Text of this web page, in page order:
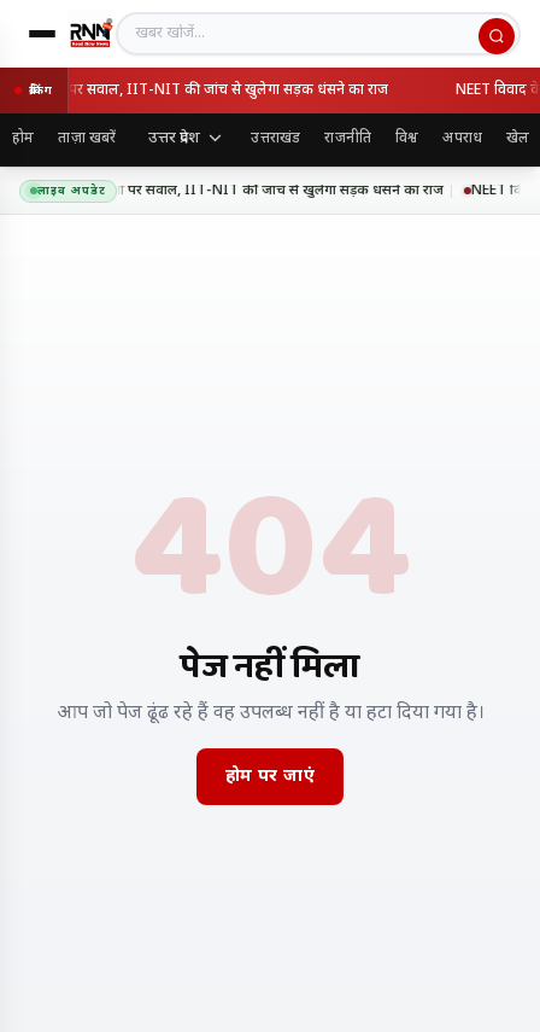
खबर खोजें
ब्रेकिंग
गुणवत्ता पर सवाल, IIT-NIT की जांच से खुलेगा सड़क धंसने का राज NEET विवाद
होम ताज़ा खबरें उत्तर प्रदेश उत्तराखंड राजनीति विश्व अपराध खेल
लाइव अपडेट
की गुणवत्ता पर सवाल, IIT-NIT की जांच से खुलेगा सड़क धंसने का राज NEET
404
पेज नहीं मिला
आप जो पेज ढूंढ रहे हैं वह उपलब्ध नहीं है या हटा दिया गया है।
होम पर जाएं